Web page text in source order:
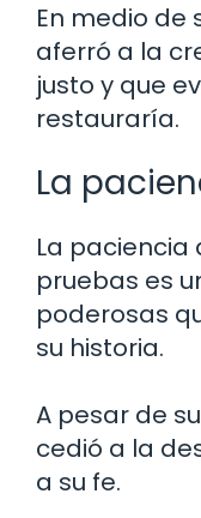
En medio de
aferró a la
justo y que
restauraría.
La
La paciencia
pruebas es
poderosas
su historia.
A pesar de
cedió a la
a su fe.